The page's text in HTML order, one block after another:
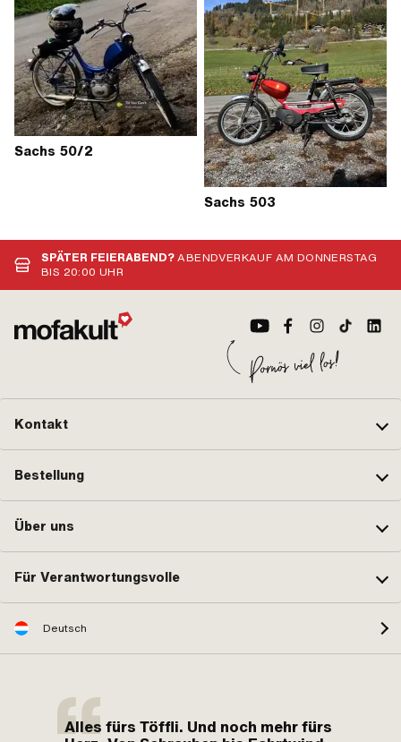
Sachs 50/2
Sachs 503
SPÄTER FEIERABEND?ABENDVERKAUF AM DONNERSTAG
BIS 20:00 UHR
Kontakt
Bestellung
Über uns
Für Verantwortungsvolle
Deutsch
Alles fürs Töffli. Und noch mehr fürs